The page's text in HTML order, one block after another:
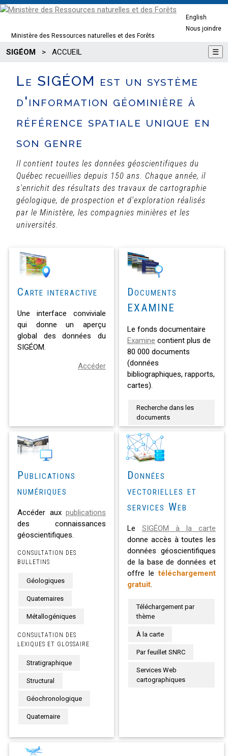
Ministère des Ressources naturelles et des Forêts
English
Nous joindre
SIGÉOM > ACCUEIL ☰
Le SIGÉOM est un système
d'information géominière à
référence spatiale unique en
son genre
Il contient toutes les données géoscientifiques du
Québec recueillies depuis 150 ans. Chaque année, il
s'enrichit des résultats des travaux de cartographie
géologique, de prospection et d'exploration réalisés
par le Ministère, les compagnies minières et les
universités.
Carte interactive
Une interface conviviale
qui donne un aperçu
global des données du
SIGÉOM.
Accéder
Documents
EXAMINE
Le fonds documentaire
Examine contient plus de
80 000 documents
(données
bibliographiques, rapports,
cartes).
Recherche dans les
documents
Publications
numériques
Accéder aux publications
des connaissances
géoscientifiques.
CONSULTATION DES
BULLETINS
Géologiques
Quaternaires
Métallogéniques
CONSULTATION DES
LEXIQUES ET GLOSSAIRE
Stratigraphique
Structural
Géochronologique
Quaternaire
Données
vectorielles et
services Web
Le SIGÉOM à la carte
donne accès à toutes les
données géoscientifiques
de la base de données et
offre letéléchargement
gratuit.
Téléchargement par
thème
À la carte
Par feuillet SNRC
Services Web
cartographiques